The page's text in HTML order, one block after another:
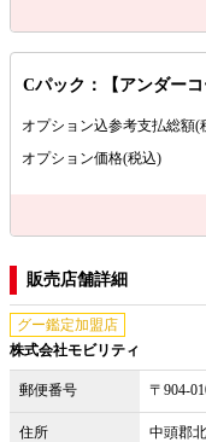
Cパック：【アンダー
オプション込参考支払総額(
オプション価格(税込)
販売店舗詳細
グー鑑定加盟店
株式会社モビリティ
郵便番号 〒904-
住所 中頭郡